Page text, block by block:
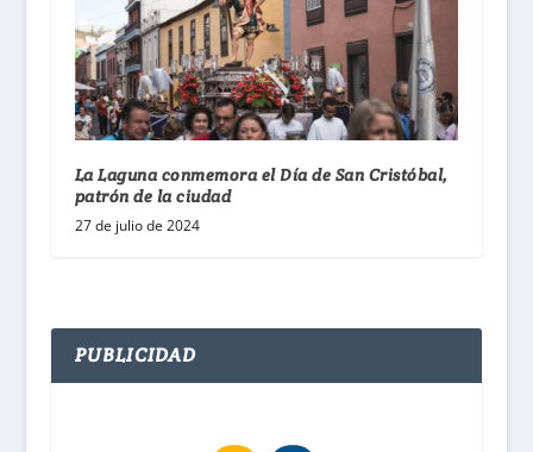
La Laguna conmemora el Día de San Cristóbal,
patrón de la ciudad
27 de julio de 2024
PUBLICIDAD